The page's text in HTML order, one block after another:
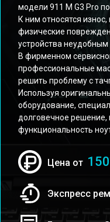
модели 911 M G3 Pro
К ним относятся
физические
устройства
В фирменном
профессиональные
решить проблему с
Используя
оборудование,
долговечное решение,
функциональность
Цена от
Экспресс